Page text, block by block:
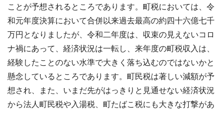
ことが予想されるところであります。町税においては、令
和元年度決算において合併以来過去最高の約四十六億七千
万円となりましたが、令和二年度は、収束の見えないコロ
ナ禍にあって、経済状況は一転し、来年度の町税収入は、
経験したことのない水準で大きく落ち込むのではないかと
懸念しているところであります。町民税は著しい減額が予
想され、また、いまだ先がはっきりと見通せない経済状況
から法人町民税や入湯税、町たばこ税にも大きな打撃があ